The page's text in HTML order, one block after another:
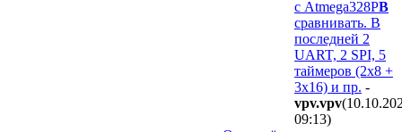
с Atmega328PB
сравнивать. В
последней 2
UART, 2 SPI, 5
таймеров (2х8 +
3х16) и пр. -
vpv.vpv
09:13)